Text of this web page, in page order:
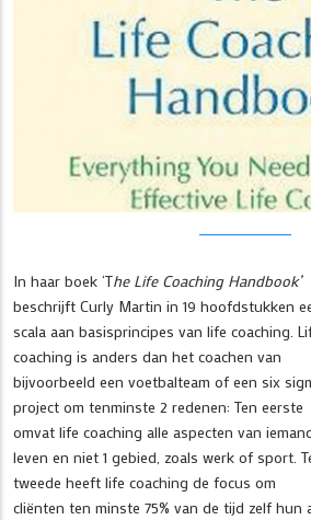
In haar boek ‘The Life Coaching Handbook’
beschrijft Curly Martin in 19 hoofdstukken
scala aan basisprincipes van life coaching.
coaching is anders dan het coachen van
bijvoorbeeld een voetbalteam of een six
project om tenminste 2 redenen: Ten eerste
omvat life coaching alle aspecten van
leven en niet 1 gebied, zoals werk of sport.
tweede heeft life coaching de focus om
cliënten ten minste 75% van de tijd zelf hun